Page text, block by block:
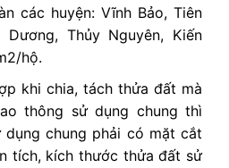
các huyện: Vĩnh Bảo, Tiên
Thủy Nguyên, Kiến
hộ.
khi chia, tách thửa đất mà
thông sử dụng chung thì
chung phải có mặt cắt
tích, kích thước thửa đất sử